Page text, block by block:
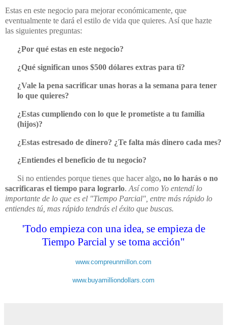
Estas en este negocio para mejorar económicamente, que
eventualmente te dará el estilo de vida que quieres. Así que hazte
las siguientes preguntas:
¿Por qué estas en este negocio?
¿Qué significan unos $500 dólares extras para ti?
¿Vale la pena sacrificar unas horas a la semana para tener
lo que quieres?
¿Estas cumpliendo con lo que le prometiste a tu familia
(hijos)?
¿Estas estresado de dinero? ¿Te falta más dinero cada mes?
¿Entiendes el beneficio de tu negocio?
Si no entiendes porque tienes que hacer algo, no lo harás o no
sacrificaras el tiempo para lograrlo. Así como Yo entendí lo
importante de lo que es el "Tiempo Parcial", entre más rápido lo
entiendes tú, mas rápido tendrás el éxito que buscas.
'Todo empieza con una idea, se empieza de
Tiempo Parcial y se toma acción"
www.compreunmillon.com
www.buyamilliondollars.com